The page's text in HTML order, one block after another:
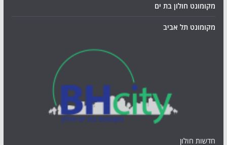
מקומונט חולון בת ים
מקומונט תל אביב
חדשות חולון